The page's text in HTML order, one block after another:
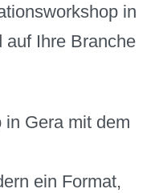
in
auf Ihre Branche
Gera mit dem
ein Format,